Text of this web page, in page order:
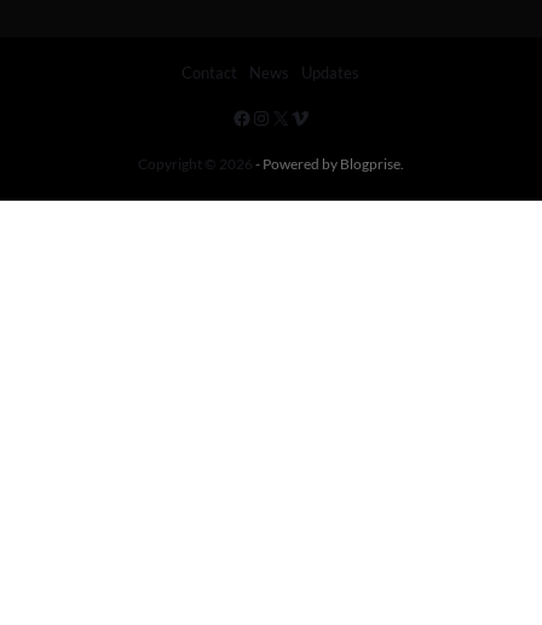
Copyright © 2026 - Powered by Blogprise.
Contact News Updates